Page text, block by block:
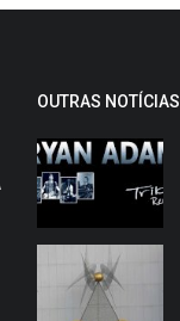
OUTRAS NOTÍCIAS